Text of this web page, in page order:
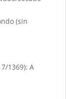
(sin
1369): A